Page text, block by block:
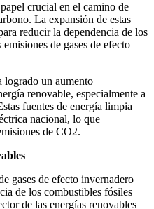
crucial en el camino de
La expansión de estas
reducir la dependencia de los
de gases de efecto
logrado un aumento
renovable, especialmente a
fuentes de energía limpia
nacional, lo que
de CO2.
gases de efecto invernadero
de los combustibles fósiles
de las energías renovables